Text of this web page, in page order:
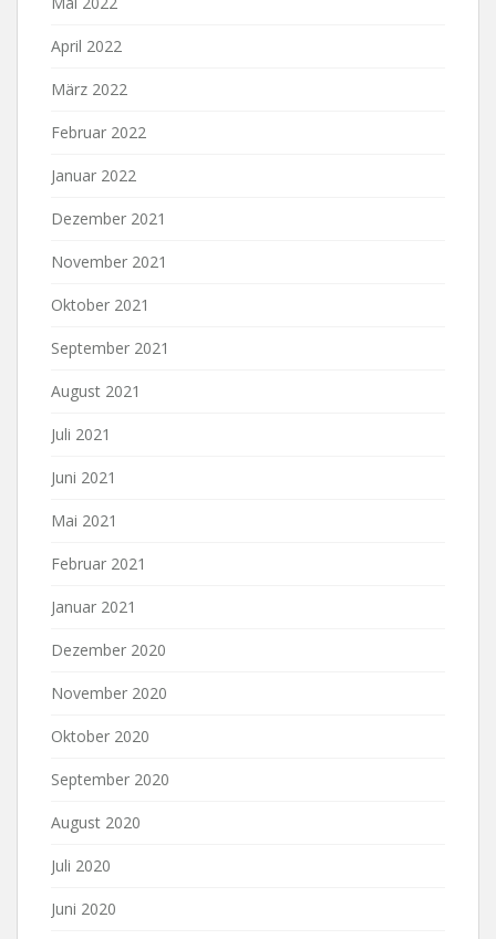
April 2022
März 2022
Februar 2022
Januar 2022
Dezember 2021
November 2021
Oktober 2021
September 2021
August 2021
Juli 2021
Juni 2021
Mai 2021
Februar 2021
Januar 2021
Dezember 2020
November 2020
Oktober 2020
September 2020
August 2020
Juli 2020
Juni 2020